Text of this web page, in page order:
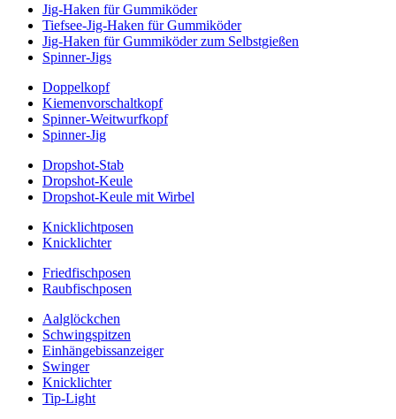
Jig-Haken für Gummiköder
Tiefsee-Jig-Haken für Gummiköder
Jig-Haken für Gummiköder zum Selbstgießen
Spinner-Jigs
Doppelkopf
Kiemenvorschaltkopf
Spinner-Weitwurfkopf
Spinner-Jig
Dropshot-Stab
Dropshot-Keule
Dropshot-Keule mit Wirbel
Knicklichtposen
Knicklichter
Friedfischposen
Raubfischposen
Aalglöckchen
Schwingspitzen
Einhängebissanzeiger
Swinger
Knicklichter
Tip-Light